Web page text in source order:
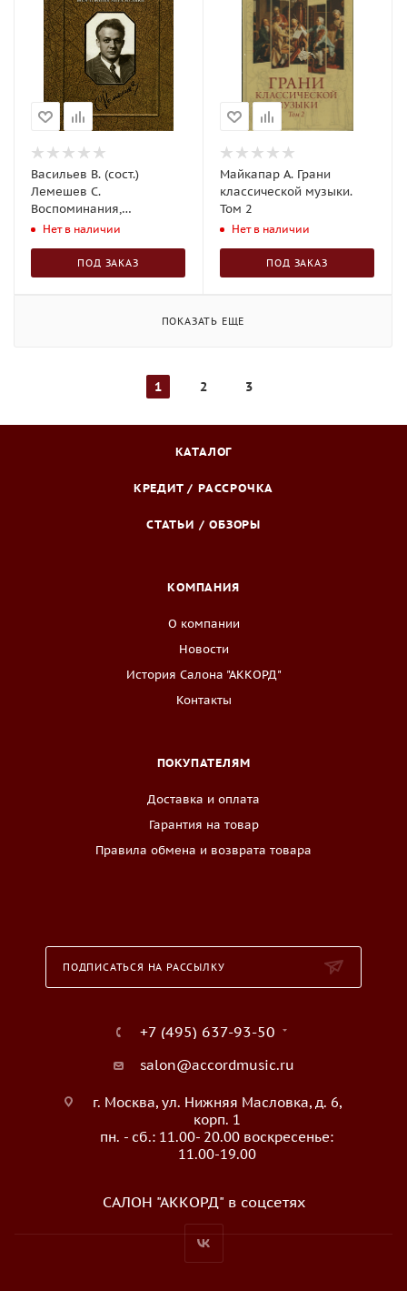
Васильев В. (сост.)
Лемешев С.
Воспоминания,
фотографии, документы.
Нет в наличии
ПОД ЗАКАЗ
Майкапар А. Грани
классической музыки.
Том 2
Нет в наличии
ПОД ЗАКАЗ
ПОКАЗАТЬ ЕЩЕ
1 2 3
КАТАЛОГ
КРЕДИТ / РАССРОЧКА
СТАТЬИ / ОБЗОРЫ
КОМПАНИЯ
О компании
Новости
История Салона "АККОРД"
Контакты
ПОКУПАТЕЛЯМ
Доставка и оплата
Гарантия на товар
Правила обмена и возврата товара
ПОДПИСАТЬСЯ НА РАССЫЛКУ
+7 (495) 637-93-50
salon@accordmusic.ru
г. Москва, ул. Нижняя Масловка, д. 6,
корп. 1
пн. - сб.: 11.00- 20.00 воскресенье:
11.00-19.00
САЛОН "АККОРД" в соцсетях